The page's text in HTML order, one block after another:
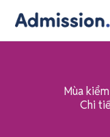
Mùa
Chi